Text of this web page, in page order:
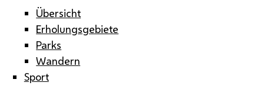
Übersicht
Erholungsgebiete
Parks
Wandern
Sport